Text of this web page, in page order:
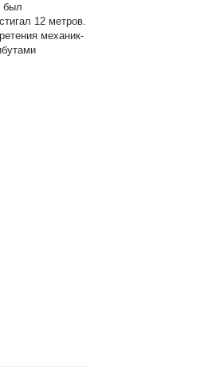
был
12 метров.
механик-